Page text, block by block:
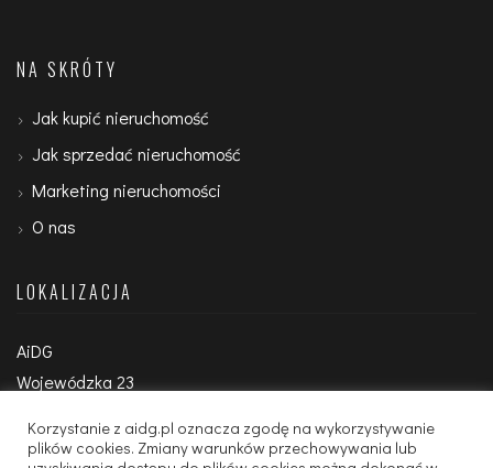
NA SKRÓTY
Jak kupić nieruchomość
Jak sprzedać nieruchomość
Marketing nieruchomości
O nas
LOKALIZACJA
AiDG
Wojewódzka 23
Korzystanie z aidg.pl oznacza zgodę na wykorzystywanie
plików cookies. Zmiany warunków przechowywania lub